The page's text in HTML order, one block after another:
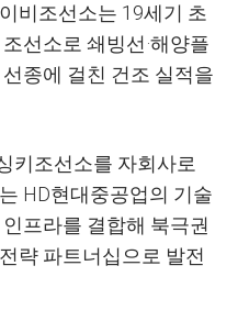
비조선소는 19세기 초
선소로 쇄빙선·해양플
종에 걸친 건조 실적을
키조선소를 자회사로
HD현대중공업의 기술
프라를 결합해 북극권
략 파트너십으로 발전